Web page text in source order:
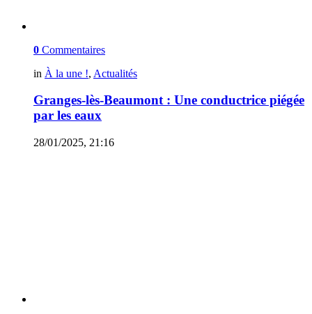
0 Commentaires
in À la une !, Actualités
Granges-lès-Beaumont : Une conductrice piégée
par les eaux
28/01/2025, 21:16